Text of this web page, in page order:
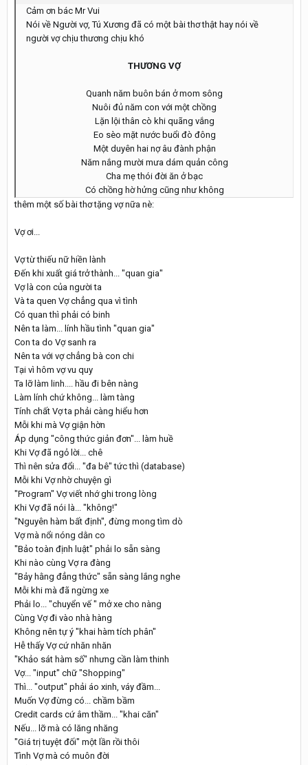
Cảm ơn bác Mr Vui
Nói về Người vợ, Tú Xương đã có một bài thơ thật hay nói về
người vợ chịu thương chịu khó
THƯƠNG VỢ
Quanh năm buôn bán ở mom sông
Nuôi đủ năm con với một chồng
Lặn lội thân cò khi quãng vắng
Eo sèo mặt nước buổi đò đông
Một duyên hai nợ âu đành phận
Năm nắng mười mưa dám quản công
Cha mẹ thói đời ăn ở bạc
Có chồng hờ hửng cũng như không
thêm một số bài thơ tặng vợ nữa nè:
Vợ ơi...
Vợ từ thiếu nữ hiền lành
Ðến khi xuất giá trở thành... "quan gia"
Vợ là con của người ta
Và ta quen Vợ chẳng qua vì tình
Có quan thì phải có binh
Nên ta làm... lính hầu tình "quan gia"
Con ta do Vợ sanh ra
Nên ta với vợ chẳng bà con chi
Tại vì hôm vợ vu quy
Ta lỡ làm linh.... hầu đi bên nàng
Làm lính chứ không... làm tàng
Tính chất Vợ ta phải càng hiểu hơn
Mỗi khi mà Vợ giận hờn
Áp dụng "công thức giản đơn"... làm huề
Khi Vợ đã ngỏ lời... chê
Thì nên sửa đổi... "đa bê" tức thì (database)
Mỗi khi Vợ nhờ chuyện gì
"Program" Vợ viết nhớ ghi trong lòng
Khi Vợ đã nói là... "không!"
"Nguyên hàm bất định", đừng mong tìm dò
Vợ mà nổi nóng dằn co
"Bảo toàn định luật" phải lo sẵn sàng
Khi nào cùng Vợ ra đàng
"Bảy hằng đẳng thức" sẵn sàng lắng nghe
Mỗi khi mà đã ngừng xe
Phải lo... "chuyển vế " mở xe cho nàng
Cùng Vợ đi vào nhà hàng
Không nên tự ý "khai hàm tích phân"
Hễ thấy Vợ cứ nhăn nhăn
"Khảo sát hàm số" nhưng cần làm thinh
Vợ... "input" chữ "Shopping"
Thì... "output" phải áo xinh, váy đầm...
Muốn Vợ đừng có... chầm bầm
Credit cards cứ âm thầm... "khai căn"
Nếu... lỡ mà có lăng nhăng
"Giá trị tuyệt đối" một lần rồi thôi
Tình Vợ mà có muôn đời